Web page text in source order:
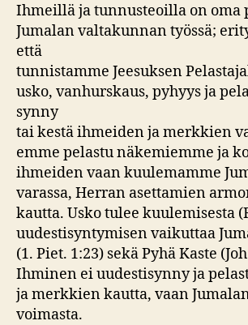
Ihmeillä ja tunnusteoilla on oma
Jumalan valtakunnan työssä;
että
tunnistamme Jeesuksen
usko, vanhurskaus, pyhyys ja
synny
tai kestä ihmeiden ja merkkien
emme pelastu näkemiemme ja
ihmeiden vaan kuulemamme
varassa, Herran asettamien
kautta. Usko tulee kuulemisesta
uudestisyntymisen vaikuttaa
(1. Piet. 1:23) sekä Pyhä Kaste
Ihminen ei uudestisynny ja
ja merkkien kautta, vaan
voimasta.